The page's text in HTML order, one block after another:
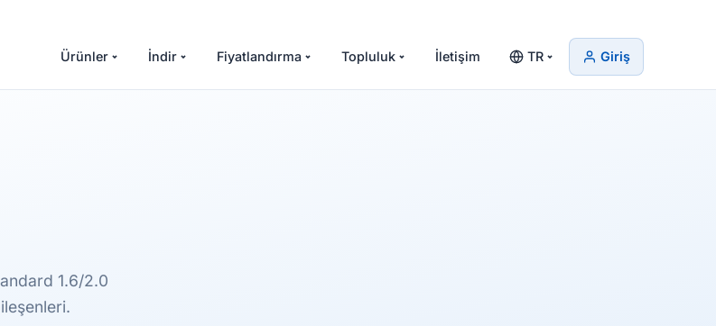
Ürünler İndir Fiyatlandırma Topluluk İletişim TR Giriş
1.6/2.0